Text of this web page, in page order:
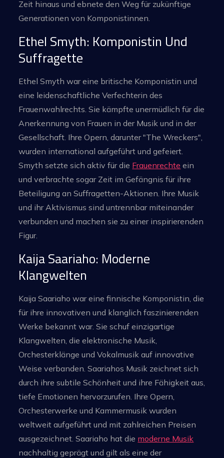
Zeit hinaus und ebnete den Weg für zukünftige
Generationen von Komponistinnen.
Ethel Smyth: Komponistin Und
Suffragette
Ethel Smyth war eine britische Komponistin und
eine leidenschaftliche Verfechterin des
Frauenwahlrechts. Sie kämpfte unermüdlich für die
Anerkennung von Frauen in der Musik und in der
Gesellschaft. Ihre Opern, darunter "The Wreckers",
wurden international aufgeführt und gefeiert.
Smyth setzte sich aktiv für die Frauenrechte ein
und verbrachte sogar Zeit im Gefängnis für ihre
Beteiligung an Suffragetten-Aktionen. Ihre Musik
und ihr Aktivismus sind untrennbar miteinander
verbunden und machen sie zu einer inspirierenden
Figur.
Kaija Saariaho: Moderne
Klangwelten
Kaija Saariaho war eine finnische Komponistin, die
für ihre innovativen und klanglich faszinierenden
Werke bekannt war. Sie schuf einzigartige
Klangwelten, die elektronische Musik,
Orchesterklänge und Vokalmusik auf innovative
Weise verbanden. Saariahos Musik zeichnet sich
durch ihre subtile Schönheit und ihre Fähigkeit aus,
tiefe Emotionen hervorzurufen. Ihre Opern,
Orchesterwerke und Kammermusik wurden
weltweit aufgeführt und mit zahlreichen Preisen
ausgezeichnet. Saariaho hat die moderne Musik
nachhaltig geprägt und gilt als eine der